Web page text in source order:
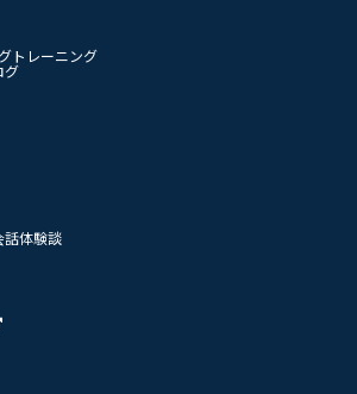
トレーニング
グ
話体験談